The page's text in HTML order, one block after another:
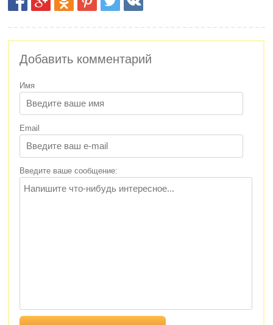
Добавить комментарий
Имя
Email
Введите ваше сообщение: